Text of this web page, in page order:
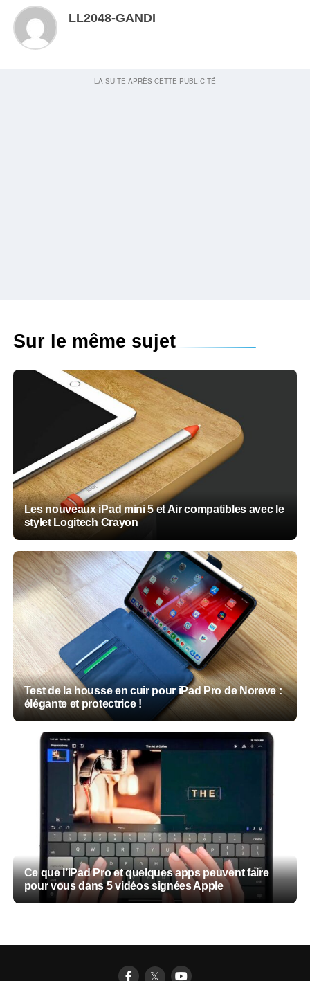
LL2048-GANDI
Sur le même sujet
Les nouveaux iPad mini 5 et Air compatibles avec le
stylet Logitech Crayon
Test de la housse en cuir pour iPad Pro de Noreve :
élégante et protectrice !
Ce que l’iPad Pro et quelques apps peuvent faire
pour vous dans 5 vidéos signées Apple
𝕏